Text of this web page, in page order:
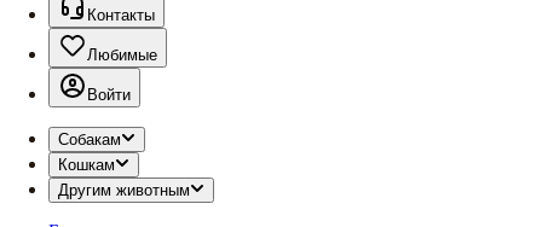
Контакты
Любимые
Войти
Собакам
Кошкам
Другим животным